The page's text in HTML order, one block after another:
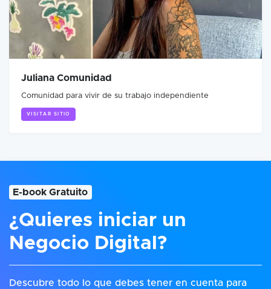
Juliana Comunidad
Comunidad para vivir de su trabajo independiente
VISITAR SITIO
E-book Gratuito
¿Quieres iniciar un
Negocio Digital?
Descubre todo lo que debes tener en cuenta para